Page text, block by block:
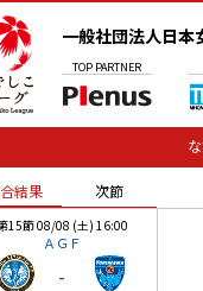
一般社団法人日本
TOP PARTNER
結果 次節
15節 08/08 (土) 16:00
ＡＧＦ
-